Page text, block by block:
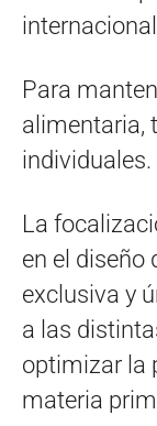
Para
alimentaria,
individuales.
La
en el diseño
exclusiva y
a las
optimizar la
materia